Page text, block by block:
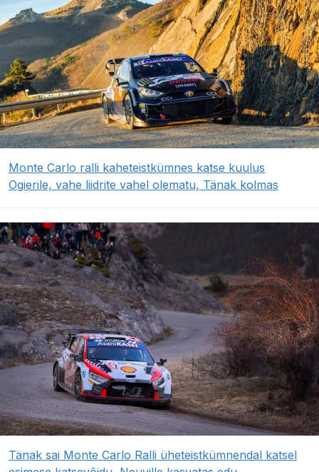
Monte Carlo ralli kaheteistkümnes katse kuulus
Ogierile, vahe liidrite vahel olematu, Tänak kolmas
Tänak sai Monte Carlo Ralli üheteistkümnendal katsel